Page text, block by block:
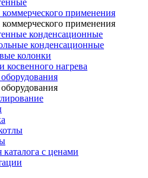
применения
применения
конденсационные
конденсационные
колонки
косвенного нагрева
каталога с ценами